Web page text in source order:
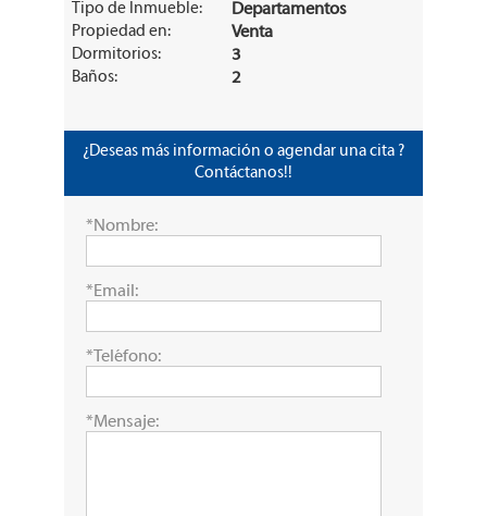
Tipo de Inmueble: Departamentos
Propiedad en: Venta
Dormitorios: 3
Baños: 2
¿Deseas más información o agendar una cita ?
Contáctanos!!
*Nombre:
*Email:
*Teléfono:
*Mensaje: